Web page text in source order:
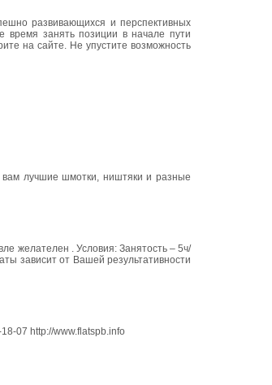
развивающихся и перспективных
время занять позиции в начале пути
на сайте. Не упустите возможность
лучшие шмотки, ништяки и разные
желателен . Условия: Занятость – 5ч/
зависит от Вашей результативности
07 http://www.flatspb.info